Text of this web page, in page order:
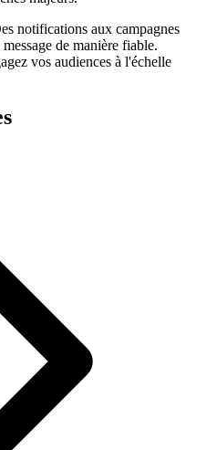
notifications aux campagnes
de manière fiable.
vos audiences à l'échelle